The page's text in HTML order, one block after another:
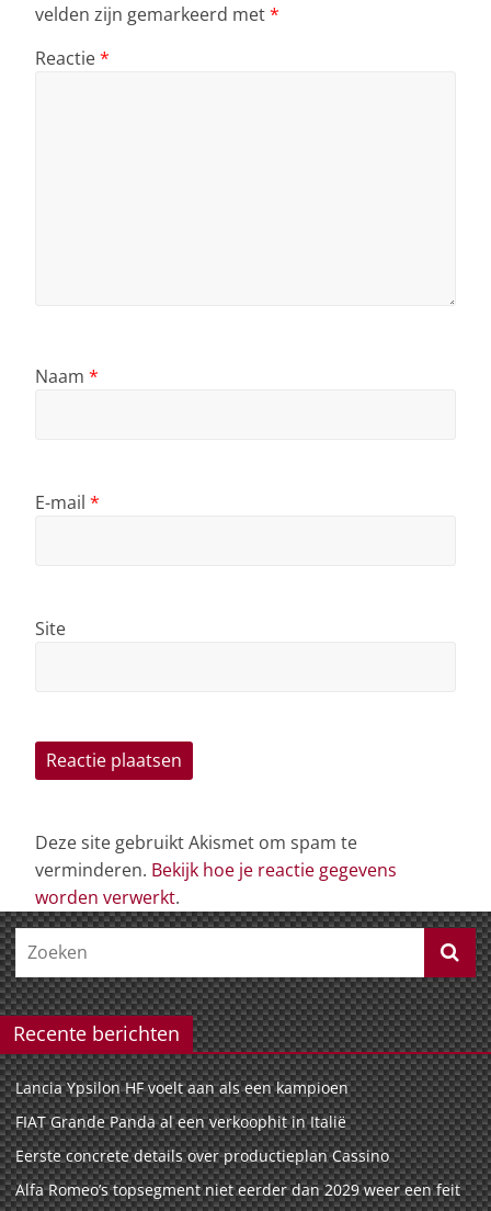
velden zijn gemarkeerd met*
Reactie*
Naam *
E-mail *
Site
Deze site gebruikt Akismet om spam te
verminderen. Bekijk hoe je reactie gegevens
worden verwerkt.
Recente berichten
Lancia Ypsilon HF voelt aan als een kampioen
FIAT Grande Panda al een verkoophit in Italië
Eerste concrete details over productieplan Cassino
Alfa Romeo’s topsegment niet eerder dan 2029 weer een feit